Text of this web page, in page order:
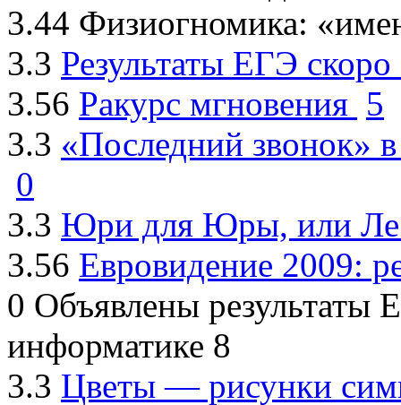
3.44 Физиогномика:
3.3 Результаты ЕГЭ скоро
3.56 Ракурс мгновения 5
3.3 «Последний звонок»
0
3.3 Юри для Юры, или
3.56 Евровидение 2009:
0 Объявлены результаты
информатике 8
3.3 Цветы — рисунки